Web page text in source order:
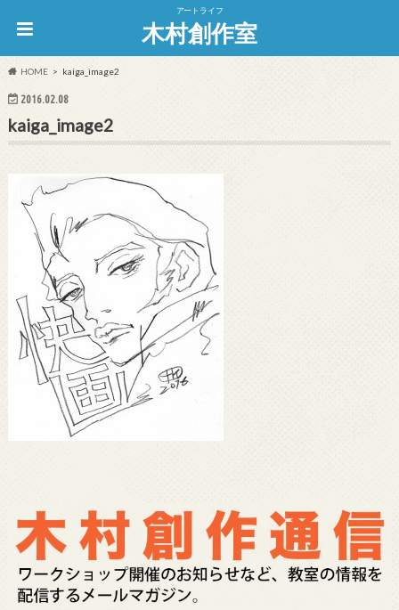
アートライフ
木村創作室
HOME kaiga_image2
2016.02.08
kaiga_image2